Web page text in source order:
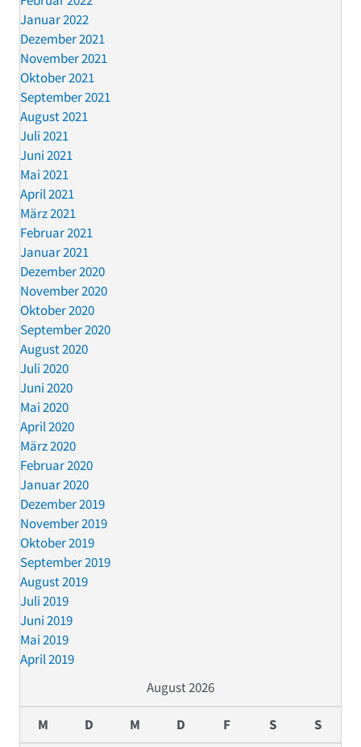
Januar 2022
Dezember 2021
November 2021
Oktober 2021
September 2021
August 2021
Juli 2021
Juni 2021
Mai 2021
April 2021
März 2021
Februar 2021
Januar 2021
Dezember 2020
November 2020
Oktober 2020
September 2020
August 2020
Juli 2020
Juni 2020
Mai 2020
April 2020
März 2020
Februar 2020
Januar 2020
Dezember 2019
November 2019
Oktober 2019
September 2019
August 2019
Juli 2019
Juni 2019
Mai 2019
April 2019
August 2026
M D M D F S S